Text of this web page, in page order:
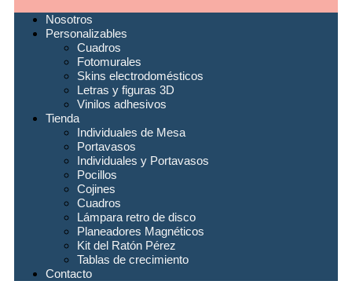
Nosotros
Personalizables
Cuadros
Fotomurales
Skins electrodomésticos
Letras y figuras 3D
Vinilos adhesivos
Tienda
Individuales de Mesa
Portavasos
Individuales y Portavasos
Pocillos
Cojines
Cuadros
Lámpara retro de disco
Planeadores Magnéticos
Kit del Ratón Pérez
Tablas de crecimiento
Contacto